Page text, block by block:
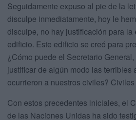
Seguidamente expuso al pie de la
disculpe inmediatamente, hoy le
disculpe, no hay justificación para la
edificio. Este edificio se creó para
¿Cómo puede el Secretario
justificar de algún modo las terribles
ocurrieron a nuestros civiles? Civiles
Con estos precedentes iniciales, el
de las Naciones Unidas ha sido